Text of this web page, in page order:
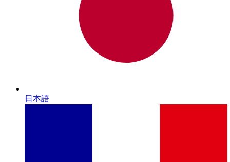
日本語